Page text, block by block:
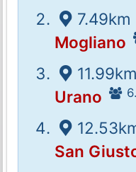
7.49km
Mogliano
Urano
San